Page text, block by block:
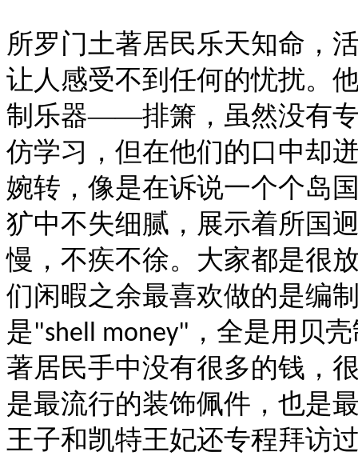
所罗门土著居民乐天知命，
让人感受不到任何的忧扰。
制乐器——排箫，虽然没有
仿学习，但在他们的口中却
婉转，像是在诉说一个个岛
犷中不失细腻，展示着所国
慢，不疾不徐。大家都是很
们闲暇之余最喜欢做的是编
是"shell money" ，全是用贝
著居民手中没有很多的钱，
是最流行的装饰佩件，也是
王子和凯特王妃还专程拜访